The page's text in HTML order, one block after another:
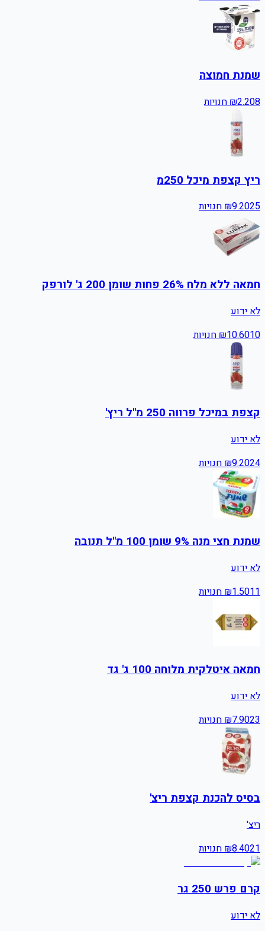
שמנת חמוצה
₪2.208 חנויות
ריץ קצפת מיכל 250מ
₪9.2025 חנויות
חמאה ללא מלח 26% פחות שומן 200 ג' לורפק
לא ידוע
₪10.6010 חנויות
קצפת במיכל פרווה 250 מ"ל ריץ'
לא ידוע
₪9.2024 חנויות
שמנת חצי מנה 9% שומן 100 מ"ל תנובה
לא ידוע
₪1.5011 חנויות
חמאה איטלקית מלוחה 100 ג' גד
לא ידוע
₪7.9023 חנויות
בסיס להכנת קצפת ריצ'
ריצ'
₪8.4021 חנויות
קרם פרש 250 גר
לא ידוע